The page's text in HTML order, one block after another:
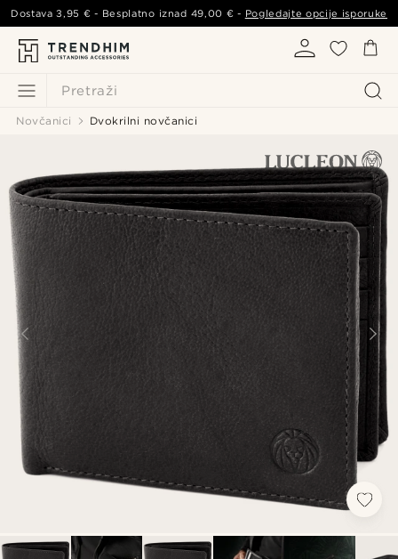
Pretraži
Dostava3,95 € - Besplatno iznad 49,00 € - Pogledajte opcije isporuke
Novčanici Dvokrilni novčanici